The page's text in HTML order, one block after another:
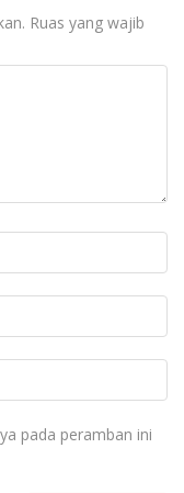
Ruas yang wajib
pada peramban ini